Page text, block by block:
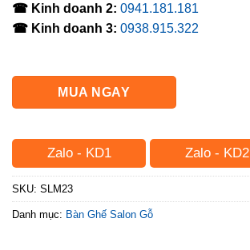
☎ Kinh doanh 2: 0941.181.181
☎ Kinh doanh 3: 0938.915.322
MUA NGAY
Zalo - KD1 Zalo - KD2
SKU: SLM23
Danh mục: Bàn Ghế Salon Gỗ